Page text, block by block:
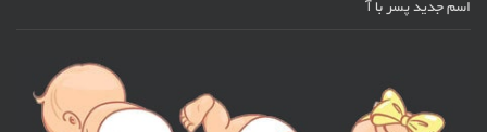
اسم جدید پسر با آ